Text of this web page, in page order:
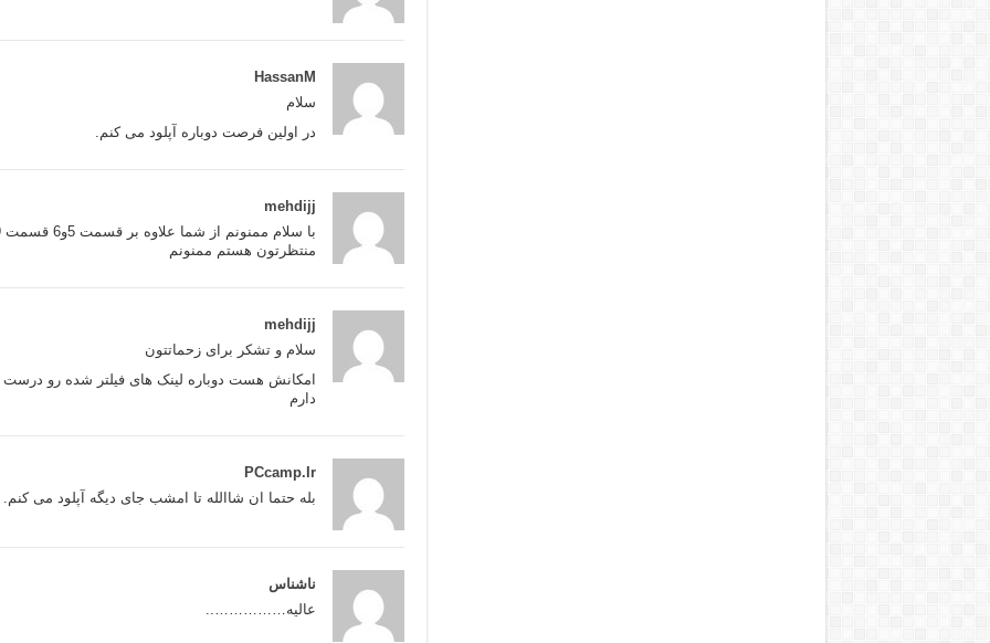
HassanM
سلام
در اولین فرصت دوباره آپلود می کنم.
mehdijj
منتظرتون هستم ممنونم
mehdijj
سلام و تشکر برای زحماتتون
امکانش هست دوباره لینک های فیلتر شده رو درست
دارم
PCcamp.Ir
بله حتما ان شاالله تا امشب جای دیگه آپلود می کنم.
ناشناس
عالیه……………..